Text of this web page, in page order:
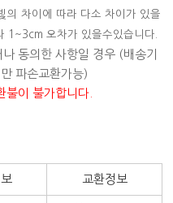
의 차이에 따라 다소 차이가 있을
1~3cm 오차가 있을수있습니다.
동의한 사항일 경우 (배송기
파손교환가능)
불이 불가합니다.
교환정보